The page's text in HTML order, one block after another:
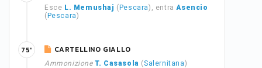
Esce L. Memushaj ( Pescara), entraAsencio
( Pescara)
CARTELLINO GIALLO
Ammonizione T. Casasola (Salernitana)
75'